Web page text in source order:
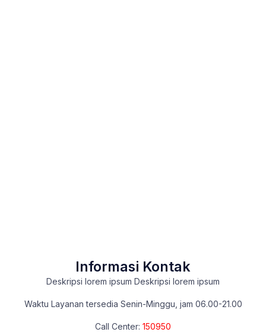
Informasi Kontak
Deskripsi lorem ipsum Deskripsi lorem ipsum
Waktu Layanan tersedia Senin-Minggu, jam 06.00-21.00
Call Center: 150950